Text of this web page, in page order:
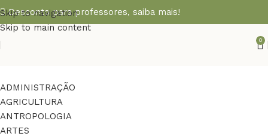
Skip to navigation
Skip to main content
Desconto para professores, saiba mais!
0
ADMINISTRAÇÃO
AGRICULTURA
ANTROPOLOGIA
ARTES